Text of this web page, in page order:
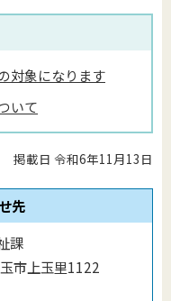
対象になります
いて
掲載日 令和6年11月13日
先
課
市上玉里1122